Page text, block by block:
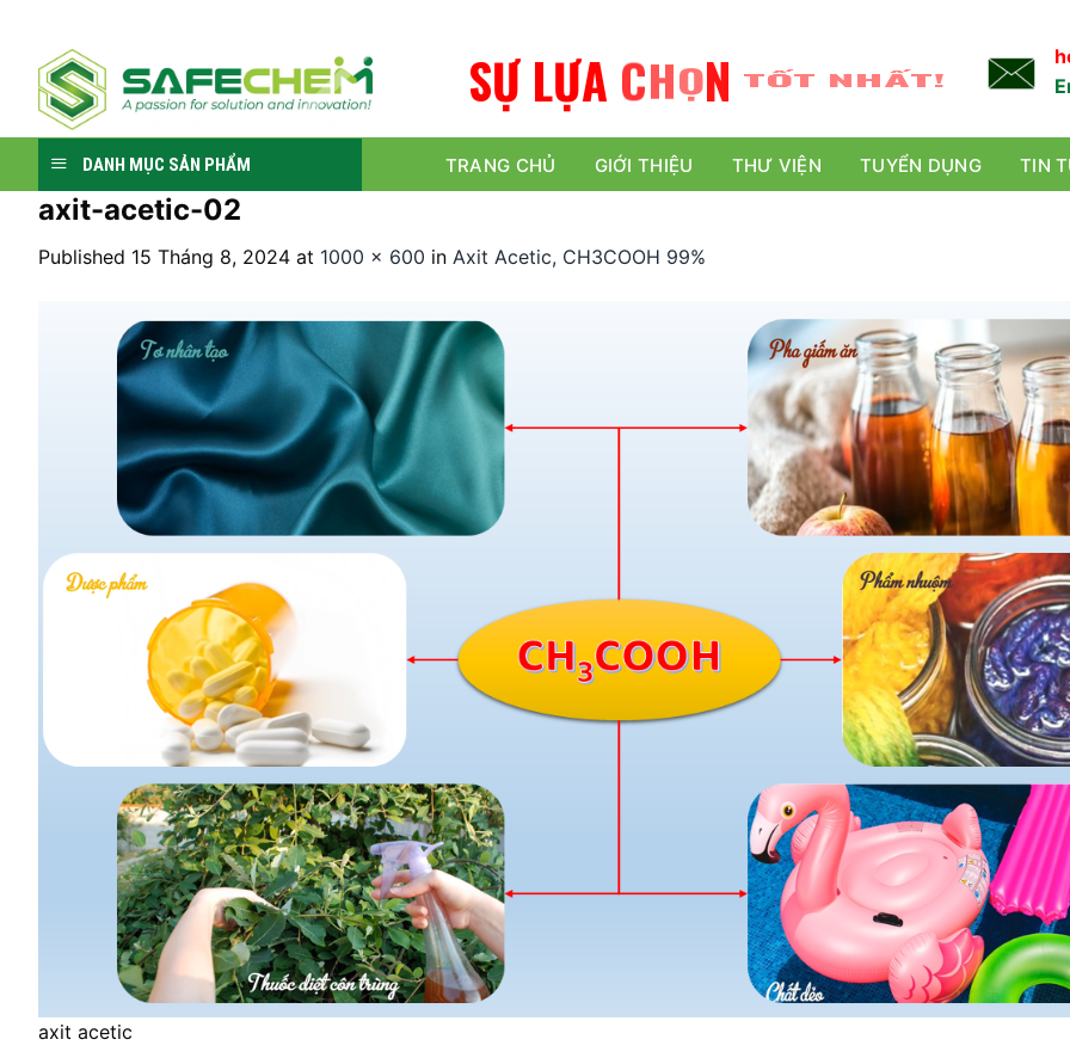
content
SỰ LỰA CHỌN TỐT NHẤT!
DANH MỤC SẢN PHẨM TRANG CHỦ GIỚI THIỆU THƯ VIỆN TUYỂN DỤNG TIN
axit-acetic-02
Published 15 Tháng 8, 2024 at 1000 × 600 in Axit Acetic, CH3COOH 99%
axit acetic